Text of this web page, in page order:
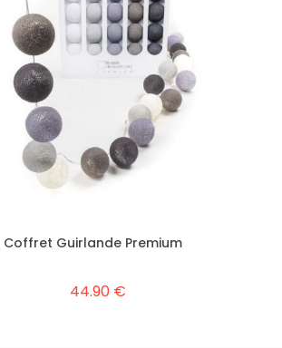
Coffret Guirlande Premium
44.90 €